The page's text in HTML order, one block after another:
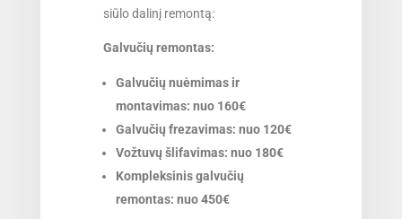
siūlo dalinį remontą:
Galvučių remontas:
Galvučių nuėmimas ir
montavimas: nuo 160€
Galvučių frezavimas: nuo 120€
Vožtuvų šlifavimas: nuo 180€
Kompleksinis galvučių
remontas: nuo 450€